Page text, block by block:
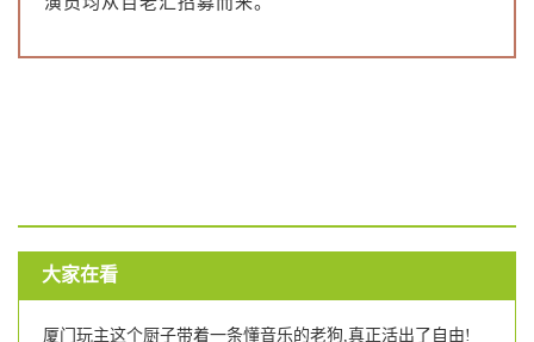
大家在看
厦门玩主这个厨子带着一条懂音乐的老狗,真正活出了自由!